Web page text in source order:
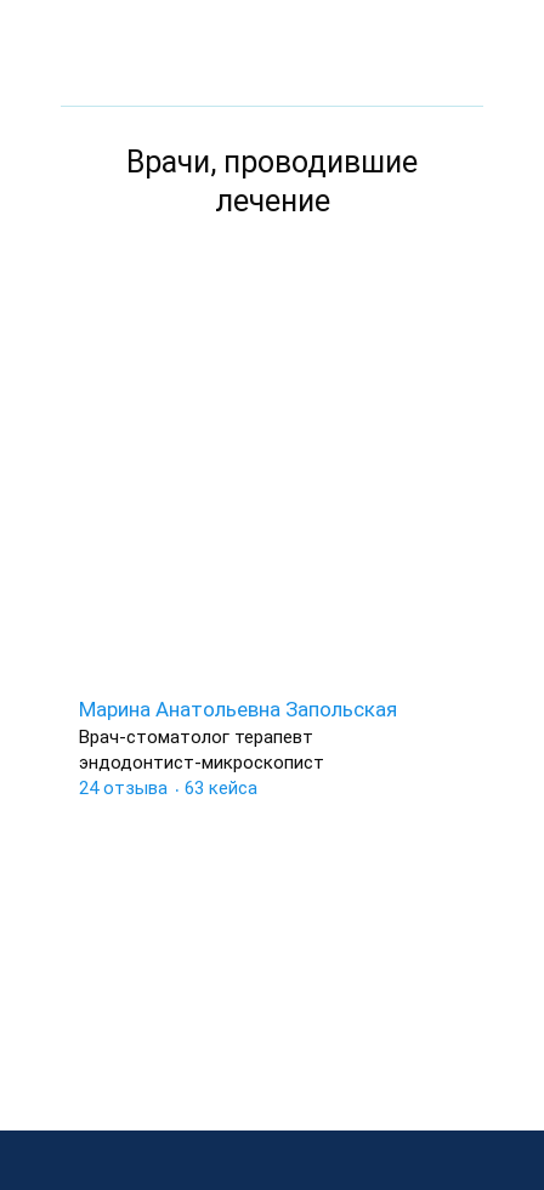
Врачи, проводившие
лечение
Марина Анатольевна Запольская
Врач-стоматолог терапевт
эндодонтист-микроскопист
24 отзыва
63 кейса